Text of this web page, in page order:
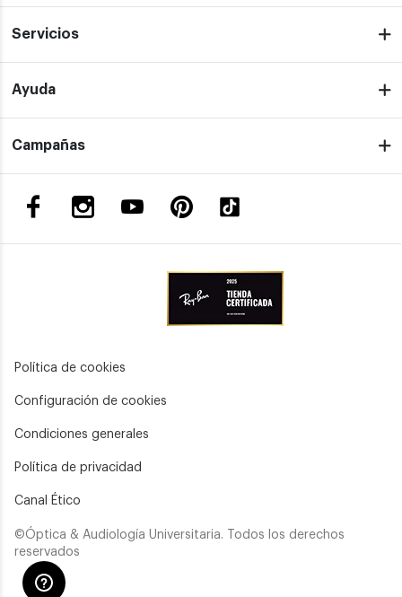
Servicios
Ayuda
Campañas
Política de cookies
Configuración de cookies
Condiciones generales
Política de privacidad
Canal Ético
©Óptica & Audiología Universitaria. Todos los derechos
reservados